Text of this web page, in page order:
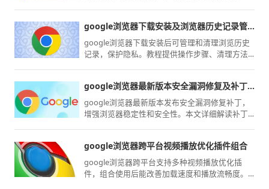
google浏览器下载安装及浏览器历史记录管理与清理技巧
google浏览器下载安装后可管理和清理浏览历史
记录，保护隐私。教程提供操作步骤、清理方法
google浏览器最新版本安全漏洞修复及补丁详解
google浏览器最新版本发布安全漏洞修复补丁，
增强浏览器稳定性和安全性。本文详细解读补丁
google浏览器跨平台视频播放优化插件组合
google浏览器跨平台支持多种视频播放优化插
件，组合使用后能改善加载速度和播放流畅度。